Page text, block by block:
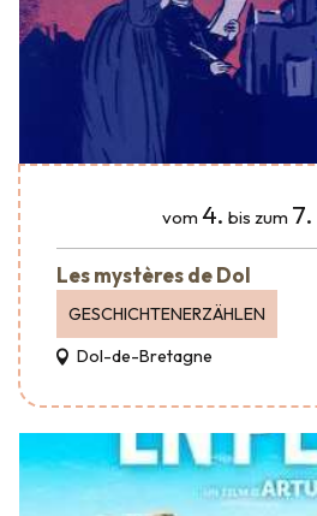
vom 4. bis zum 7.
Les mystères de Dol
GESCHICHTENERZÄHLEN
Dol-de-Bretagne